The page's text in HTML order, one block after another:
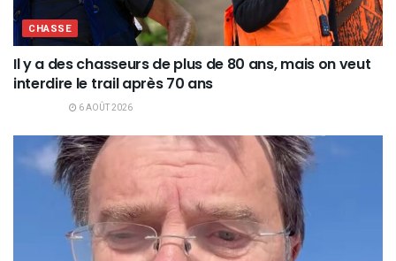
CHASSE
Il y a des chasseurs de plus de 80 ans, mais on veut
interdire le trail après 70 ans
6 AOÛT 2026